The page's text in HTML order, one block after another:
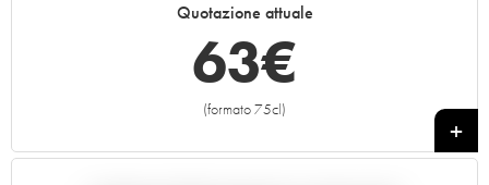
Quotazione attuale
63€
(formato 75cl)
+